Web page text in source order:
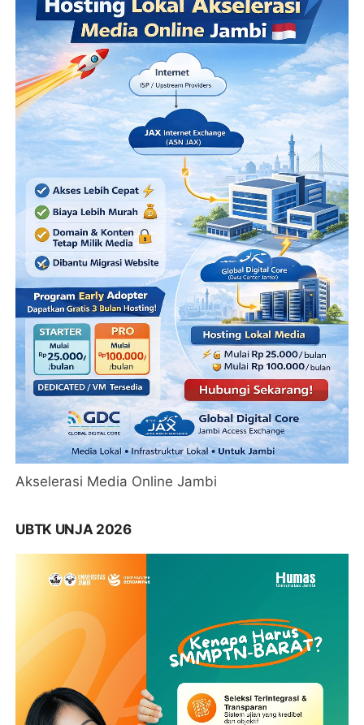
Akselerasi Media Online Jambi
UBTK UNJA 2026